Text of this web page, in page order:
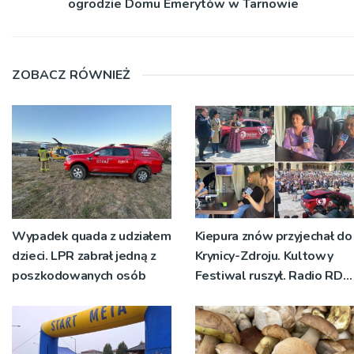
ogrodzie Domu Emerytów w Tarnowie
ZOBACZ RÓWNIEŻ
Wypadek quada z udziałem
dzieci. LPR zabrał jedną z
poszkodowanych osób
Kiepura znów przyjechał do
Krynicy-Zdroju. Kultowy
Festiwal ruszył. Radio RDN
żywo [ZDJĘCIA]